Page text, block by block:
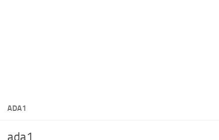
ADA1
ada1